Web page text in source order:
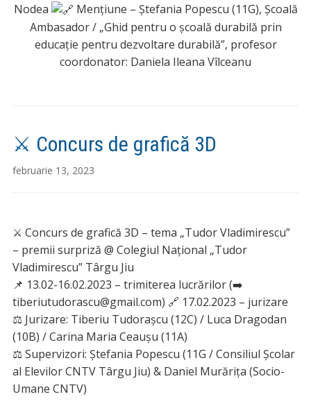
Nodea
Mențiune – Ștefania Popescu (11G), Școală
Ambasador / „Ghid pentru o școală durabilă prin
educație pentru dezvoltare durabilă”, profesor
coordonator: Daniela Ileana Vîlceanu
⚔️ Concurs de grafică 3D
februarie 13, 2023
⚔️ Concurs de grafică 3D – tema „Tudor Vladimirescu”
– premii surpriză @ Colegiul Național „Tudor
Vladimirescu” Târgu Jiu
📌 13.02-16.02.2023 – trimiterea lucrărilor (➡️
tiberiutudorascu@gmail.com) 🔗 17.02.2023 – jurizare
⚖️ Jurizare: Tiberiu Tudorașcu (12C) / Luca Dragodan
(10B) / Carina Maria Ceaușu (11A)
⚖️ Supervizori: Ștefania Popescu (11G / Consiliul Școlar
al Elevilor CNTV Târgu Jiu) & Daniel Murărița (Socio-
Umane CNTV)